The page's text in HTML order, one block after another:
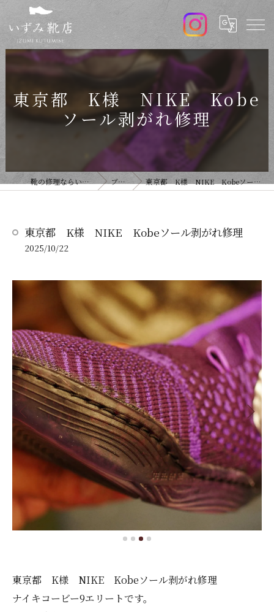
東京都 K様 NIKE Kobe
ソール剥がれ修理
靴の修理ならいずみ靴店 ブログ 東京都 K様 NIKE Kobeソール剥がれ修理
東京都 K様 NIKE Kobeソール剥がれ修理
2025/10/22
東京都 K様 NIKE Kobeソール剥がれ修理
ナイキコービー9エリートです。